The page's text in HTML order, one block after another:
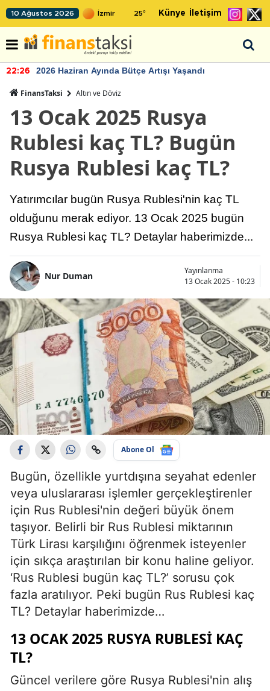
10 Ağustos 2026 25° Künye İletişim
22:26 2026 Haziran Ayında Bütçe Artışı Yaşandı
FinansTaksi Altın ve Döviz
13 Ocak 2025 Rusya
Rublesi kaç TL? Bugün
Rusya Rublesi kaç TL?
Yatırımcılar bugün Rusya Rublesi'nin kaç TL
olduğunu merak ediyor. 13 Ocak 2025 bugün
Rusya Rublesi kaç TL? Detaylar haberimizde...
Nur Duman
Yayınlanma
13 Ocak 2025 - 10:23
Abone Ol
Bugün, özellikle yurtdışına seyahat edenler
veya uluslararası işlemler gerçekleştirenler
için Rus Rublesi'nin değeri büyük önem
taşıyor. Belirli bir Rus Rublesi miktarının
Türk Lirası karşılığını öğrenmek isteyenler
için sıkça araştırılan bir konu haline geliyor.
‘Rus Rublesi bugün kaç TL?’ sorusu çok
fazla aratılıyor. Peki bugün Rus Rublesi kaç
TL? Detaylar haberimizde…
13 OCAK 2025 RUSYA RUBLESI KAÇ
TL?
Güncel verilere göre Rusya Rublesi'nin alış